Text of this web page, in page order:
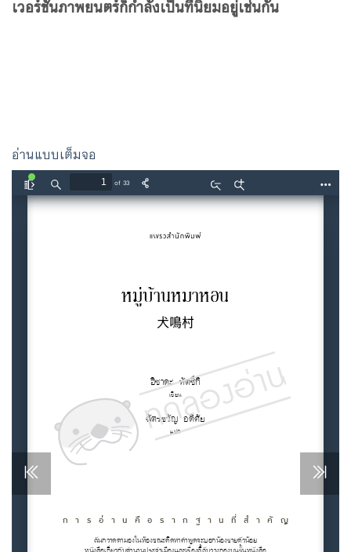
เวอร์ชันภาพยนตร์ก็กำลังเป็นที่นิยมอยู่เช่นกัน
อ่านแบบเต็มจอ